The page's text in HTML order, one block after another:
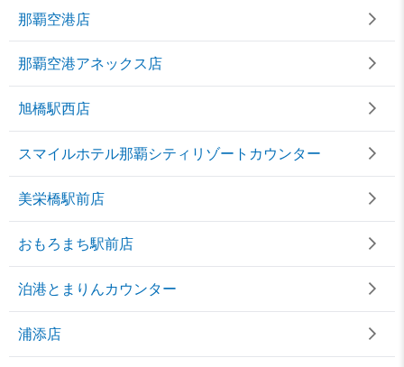
那覇空港店
那覇空港アネックス店
旭橋駅西店
スマイルホテル那覇シティリゾートカウンター
美栄橋駅前店
おもろまち駅前店
泊港とまりんカウンター
浦添店